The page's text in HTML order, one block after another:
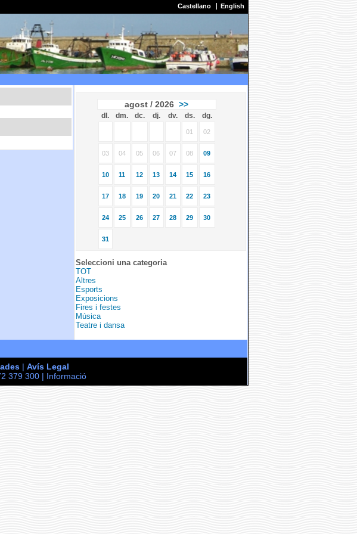
Castellano English
agost / 2026>>
dl. dm. dc. dj. dv. ds. dg.
01 02
03 04 05 06 07 08 09
10 11 12 13 14 15 16
17 18 19 20 21 22 23
24 25 26 27 28 29 30
31
Seleccioni una categoria
TOT
Altres
Esports
Exposicions
Fires i festes
Música
Teatre i dansa
| Avís Legal
379 300 | Informació